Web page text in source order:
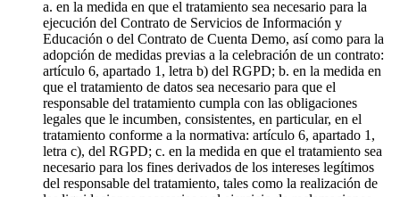
a. en la medida en que el tratamiento sea necesario para la
ejecución del Contrato de Servicios de Información y
Educación o del Contrato de Cuenta Demo, así como para la
adopción de medidas previas a la celebración de un contrato:
artículo 6, apartado 1, letra b) del RGPD; b. en la medida en
que el tratamiento de datos sea necesario para que el
responsable del tratamiento cumpla con las obligaciones
legales que le incumben, consistentes, en particular, en el
tratamiento conforme a la normativa: artículo 6, apartado 1,
letra c), del RGPD; c. en la medida en que el tratamiento sea
necesario para los fines derivados de los intereses legítimos
del responsable del tratamiento, tales como la realización de